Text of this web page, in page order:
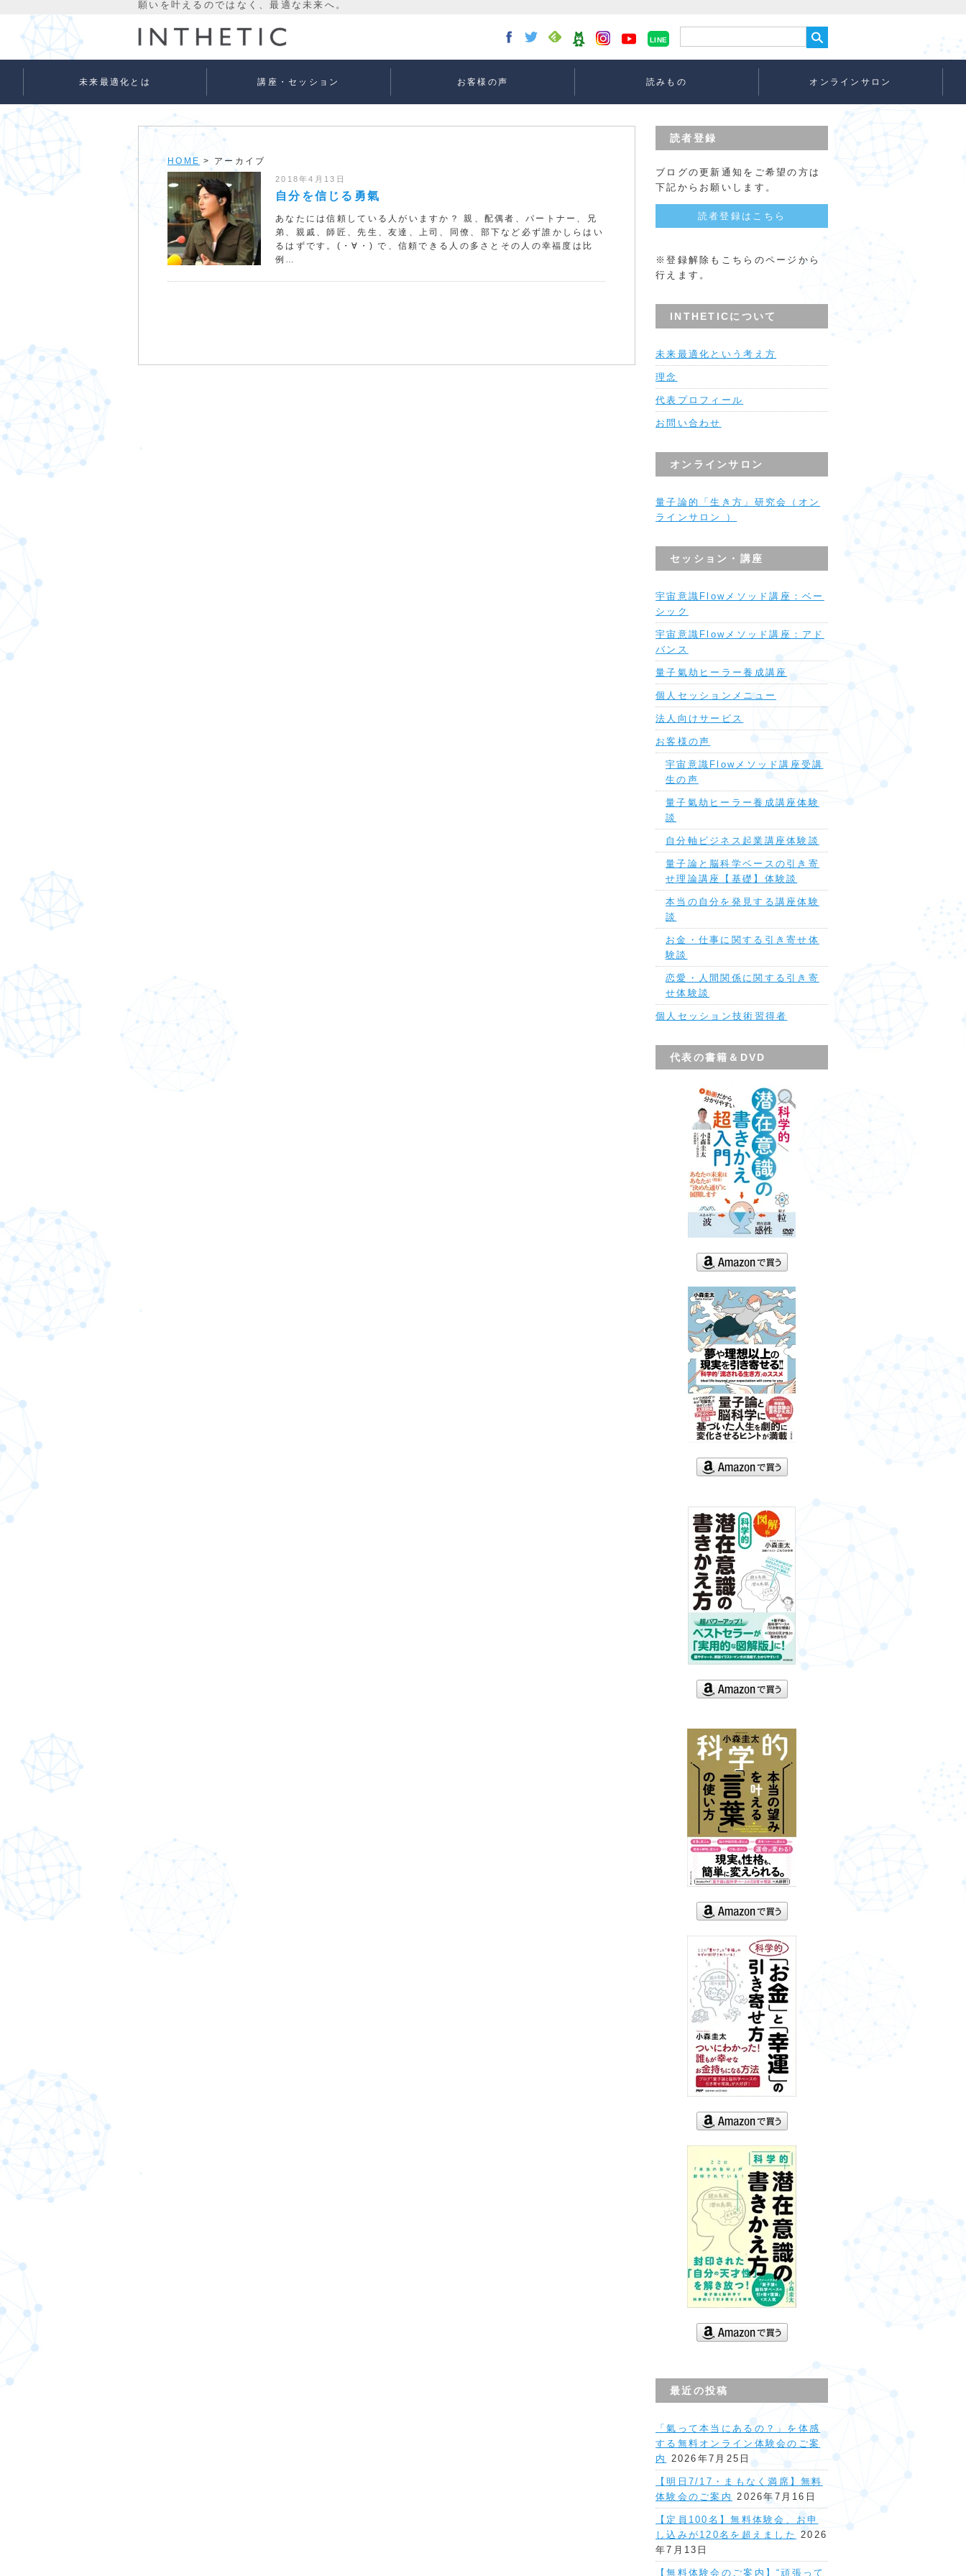
LINE
未来最適化とは 講座・セッション お客様の声 読みもの オンラインサロン
HOME > アーカイブ
2018年4月13日
自分を信じる勇氣
あなたには信頼している人がいますか？ 親、配偶者、パートナー、兄
弟、親戚、師匠、先生、友達、上司、同僚、部下など必ず誰かしらはい
るはずです。(・∀・) で、信頼できる人の多さとその人の幸福度は比
例…
読者登録
ブログの更新通知をご希望の方は
下記からお願いします。
読者登録はこちら
※登録解除もこちらのページから
行えます。
INTHETICについて
未来最適化という考え方
理念
代表プロフィール
お問い合わせ
オンラインサロン
量子論的「生き方」研究会（オン
ラインサロン ）
セッション・講座
宇宙意識Flowメソッド講座：ベー
シック
宇宙意識Flowメソッド講座：アド
バンス
量子氣劫ヒーラー養成講座
個人セッションメニュー
法人向けサービス
お客様の声
宇宙意識Flowメソッド講座受講
生の声
量子氣劫ヒーラー養成講座体験
談
自分軸ビジネス起業講座体験談
量子論と脳科学ベースの引き寄
せ理論講座【基礎】体験談
本当の自分を発見する講座体験
談
お金・仕事に関する引き寄せ体
験談
恋愛・人間関係に関する引き寄
せ体験談
個人セッション技術習得者
代表の書籍＆DVD
最近の投稿
「氣って本当にあるの？」を体感
する無料オンライン体験会のご案
内
2026年7月25日
【明日7/17・まもなく満席】無料
体験会のご案内
2026年7月16日
【定員100名】無料体験会、お申
し込みが120名を超えました
2026
年7月13日
【無料体験会のご案内】“頑張って